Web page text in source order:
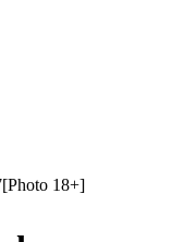
18+]